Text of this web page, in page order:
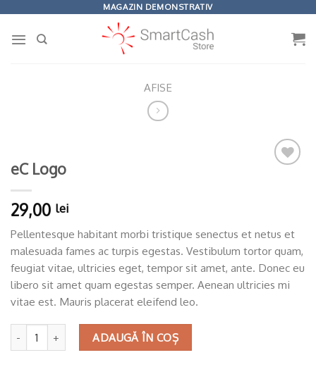
MAGAZIN DEMONSTRATIV
AFISE
eC Logo
29,00 lei
Pellentesque habitant morbi tristique senectus et netus et
malesuada fames ac turpis egestas. Vestibulum tortor quam,
feugiat vitae, ultricies eget, tempor sit amet, ante. Donec eu
libero sit amet quam egestas semper. Aenean ultricies mi
vitae est. Mauris placerat eleifend leo.
ADAUGĂ ÎN COȘ